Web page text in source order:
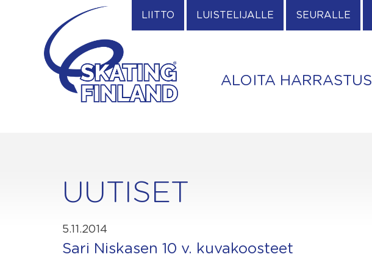
LIITTO LUISTELIJALLE SEURALLE
ALOITA HARRASTUS
UUTISET
5.11.2014
Sari Niskasen 10 v. kuvakoosteet